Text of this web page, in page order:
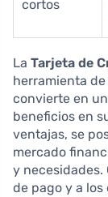
cortos
La Tarjeta de
herramienta
convierte en
beneficios en
ventajas, se
mercado
y necesidades.
de pago y a